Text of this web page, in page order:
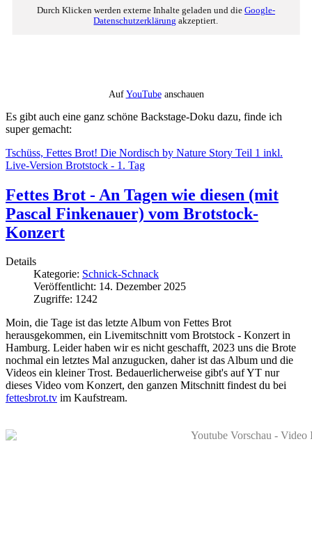
Durch Klicken werden externe Inhalte geladen und die Google-
Datenschutzerklärung akzeptiert.
AufYouTubeanschauen
Es gibt auch eine ganz schöne Backstage-Doku dazu, finde ich
super gemacht:
Tschüss, Fettes Brot! Die Nordisch by Nature Story Teil 1 inkl.
Live-Version Brotstock - 1. Tag
Fettes Brot - An Tagen wie diesen (mit
Pascal Finkenauer) vom Brotstock-
Konzert
Details
Kategorie: Schnick-Schnack
Veröffentlicht: 14. Dezember 2025
Zugriffe: 1242
Moin, die Tage ist das letzte Album von Fettes Brot
herausgekommen, ein Livemitschnitt vom Brotstock - Konzert in
Hamburg. Leider haben wir es nicht geschafft, 2023 uns die Brote
nochmal ein letztes Mal anzugucken, daher ist das Album und die
Videos ein kleiner Trost. Bedauerlicherweise gibt's auf YT nur
dieses Video vom Konzert, den ganzen Mitschnitt findest du bei
fettesbrot.tv im Kaufstream.